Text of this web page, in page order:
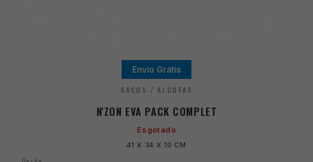
Envio Grátis
SACOS / ALCOFAS
N'ZON EVA PACK COMPLET
Esgotado
41 X 34 X 10 CM